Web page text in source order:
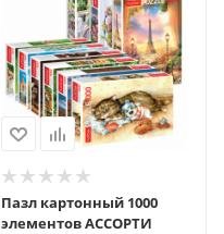
Пазл картонный 1000
элементов АССОРТИ